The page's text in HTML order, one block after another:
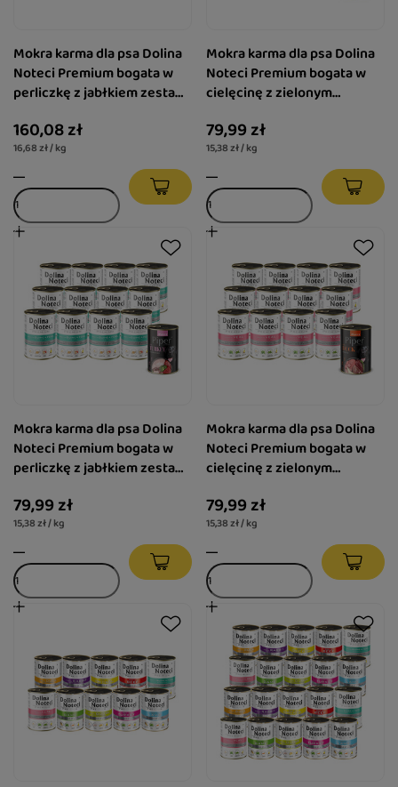
Mokra karma dla psa Dolina
Noteci Premium bogata w
perliczkę z jabłkiem zestaw
160,08 zł
16,68 zł / kg
Mokra karma dla psa Dolina
Noteci Premium bogata w
cielęcinę z zielonym
+ Piper Animals z indykiem i
brokułem 400 g Gratis
79,99 zł
15,38 zł / kg
Mokra karma dla psa Dolina
Noteci Premium bogata w
perliczkę z jabłkiem zestaw
indykiem i brokułem 400 g
Gratis
79,99 zł
15,38 zł / kg
Mokra karma dla psa Dolina
Noteci Premium bogata w
cielęcinę z zielonym
+ Piper Animals z kaczką i
gruszką 400 g Gratis
79,99 zł
15,38 zł / kg